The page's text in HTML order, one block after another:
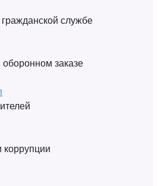
службе
заказе
коррупции